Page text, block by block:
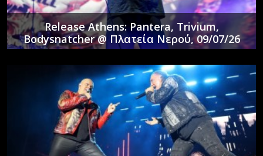
Release Athens: Pantera, Trivium,
Bodysnatcher @ Πλατεία Νερού, 09/07/26